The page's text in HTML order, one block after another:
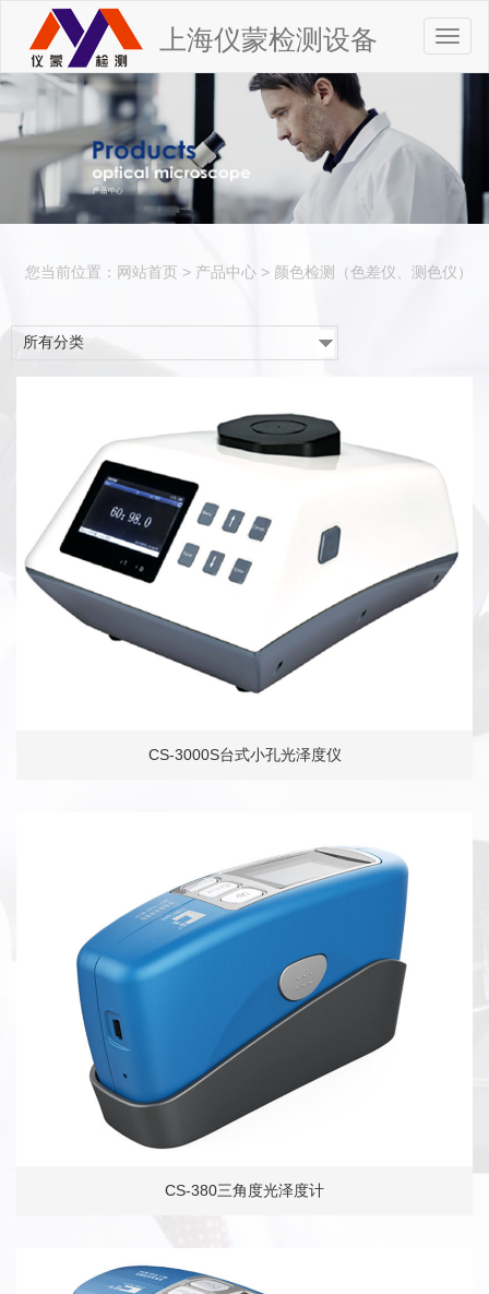
上海仪蒙检测设备
您当前位置： 网站首页 > 产品中心 > 颜色检测（色差仪、测色仪）
所有分类
CS-3000S台式小孔光泽度仪
CS-380三角度光泽度计